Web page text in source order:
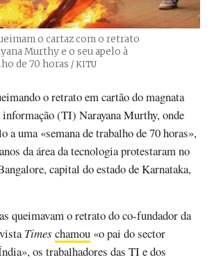
o cartaz com o retrato
Murthy e o seu apelo à
de 70 horas Créditos
/ KITU
o retrato em cartão do magnata
informação (TI) Narayana Murthy, onde
a uma «semana de trabalho de 70 horas»,
da área da tecnologia protestaram no
capital do estado de Karnataka,
queimavam o retrato do co-fundador da
Times chamou «o pai do sector
os trabalhadores das TI e dos